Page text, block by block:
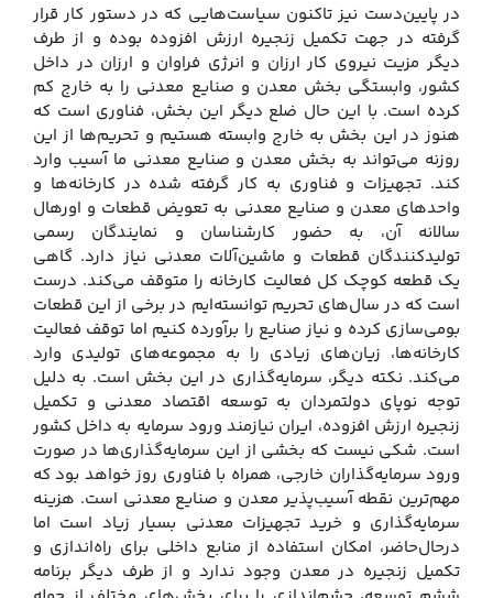
در پایین‌دست نیز تاکنون سیاست‌هایی که در دستور کار قرار
گرفته در جهت تکمیل زنجیره ارزش افزوده بوده و از طرف
دیگر مزیت نیروی کار ارزان و انرژی فراوان و ارزان در داخل
کشور، وابستگی بخش معدن و صنایع معدنی را به خارج کم
کرده است. با این حال ضلع دیگر این بخش، فناوری است که
هنوز در این بخش به خارج وابسته هستیم و تحریم‌ها از این
روزنه می‌تواند به بخش معدن و صنایع معدنی ما آسیب وارد
کند. تجهیزات و فناوری به کار گرفته شده در کارخانه‌ها و
واحدهای معدن و صنایع معدنی به تعویض قطعات و اورهال
سالانه آن، به حضور کارشناسان و نمایندگان رسمی
تولیدکنندگان قطعات و ماشین‌آلات معدنی نیاز دارد. گاهی
یک قطعه کوچک کل فعالیت کارخانه را متوقف می‌کند. درست
است که در سال‌های تحریم توانسته‌ایم در برخی از این قطعات
بومی‌سازی کرده و نیاز صنایع را برآورده کنیم اما توقف فعالیت
کارخانه‌ها، زیان‌های زیادی را به مجموعه‌های تولیدی وارد
می‌کند. نکته دیگر، سرمایه‌گذاری در این بخش است. به دلیل
توجه نوپای دولتمردان به توسعه اقتصاد معدنی و تکمیل
زنجیره ارزش افزوده، ایران نیازمند ورود سرمایه به داخل کشور
است. شکی نیست که بخشی از این سرمایه‌گذاری‌ها در صورت
ورود سرمایه‌گذاران خارجی، همراه با فناوری روز خواهد بود که
مهم‌ترین نقطه آسیب‌پذیر معدن و صنایع معدنی است. هزینه
سرمایه‌گذاری و خرید تجهیزات معدنی بسیار زیاد است اما
درحال‌حاضر، امکان استفاده از منابع داخلی برای راه‌اندازی و
تکمیل زنجیره در معدن وجود ندارد و از طرف دیگر برنامه